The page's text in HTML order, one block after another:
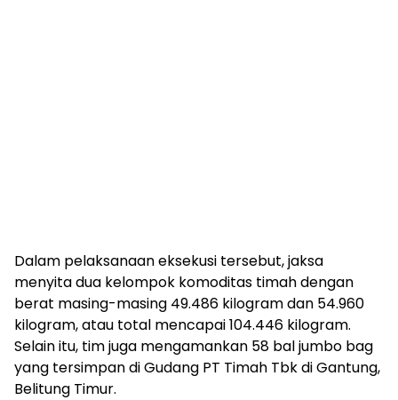
Dalam pelaksanaan eksekusi tersebut, jaksa
menyita dua kelompok komoditas timah dengan
berat masing-masing 49.486 kilogram dan 54.960
kilogram, atau total mencapai 104.446 kilogram.
Selain itu, tim juga mengamankan 58 bal jumbo bag
yang tersimpan di Gudang PT Timah Tbk di Gantung,
Belitung Timur.